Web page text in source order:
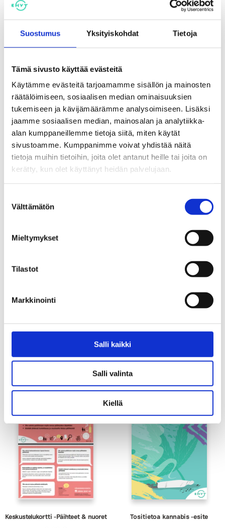
Suostumus Yksityiskohdat Tietoja
Tämä sivusto käyttää evästeitä
Käytämme evästeitä tarjoamamme sisällön ja mainosten
räätälöimiseen, sosiaalisen median ominaisuuksien
tukemiseen ja kävijämäärämme analysoimiseen. Lisäksi
jaamme sosiaalisen median, mainosalan ja analytiikka-
alan kumppaneillemme tietoja siitä, miten käytät
sivustoamme. Kumppanimme voivat yhdistää näitä
tietoja muihin tietoihin, joita olet antanut heille tai joita on
kerätty, kun olet käyttänyt heidän palvelujaan.
valinta
Välttämätön
Mieltymykset
Tilastot
Markkinointi
Salli kaikki
Salli valinta
Kiellä
Kuinka terveyttä tehdään?
Eettisen keskustelun kortit
Keskustelukortti -Kannabis &
Pienet illanistujaiset -elokuva ja
Päihdeilmiövideo ja ohjeistus
EHYT Teema 14: Päihde- ja
Keskustelukortti -Päihteet & nuoret Tositietoa kannabis -esite